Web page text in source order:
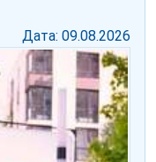
Дата: 09.08.2026